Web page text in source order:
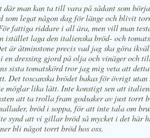
där man kan ta till vara på sådant som
som legat någon dag för länge och blivit
fattiga riddare i all ära, men vill man
istället laga den italienska bröd- och
är åtminstone precis vad jag ska göra
en dressing gjord på olja och vinäger och
sista tomatskörd tror jag mig veta att
Det toscanska brödet bakas för övrigt
möglar lika lätt. Inte konstigt sen att
att ta trolla fram godsaker av just torrt
bröd i soppa, för att inte tala om
synd att vi gillar bröd så mycket i det här
bli något torrt bröd hos oss.